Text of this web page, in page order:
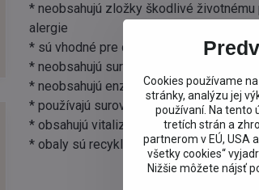
* neobsahujú zložky škodlivé
alergie
* sú vhodné pre citlivú pokožku – sú
* neobsahujú suroviny z ropy, syntetické
* neobsahujú enzými a fosfáty
* používajú suroviny z bio
* obsahujú vitalizovanú vodu
* obaly sú recyklovateľné.
Cookies používame
stránky, analýzu jej
používaní. Na tento
tretích strán a
partnerom v EÚ, USA
všetky cookies“
Nižšie môžete nájsť